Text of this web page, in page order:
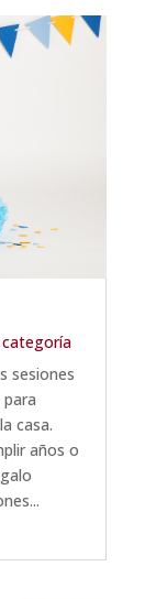
categoría
sesiones
casa.
años o